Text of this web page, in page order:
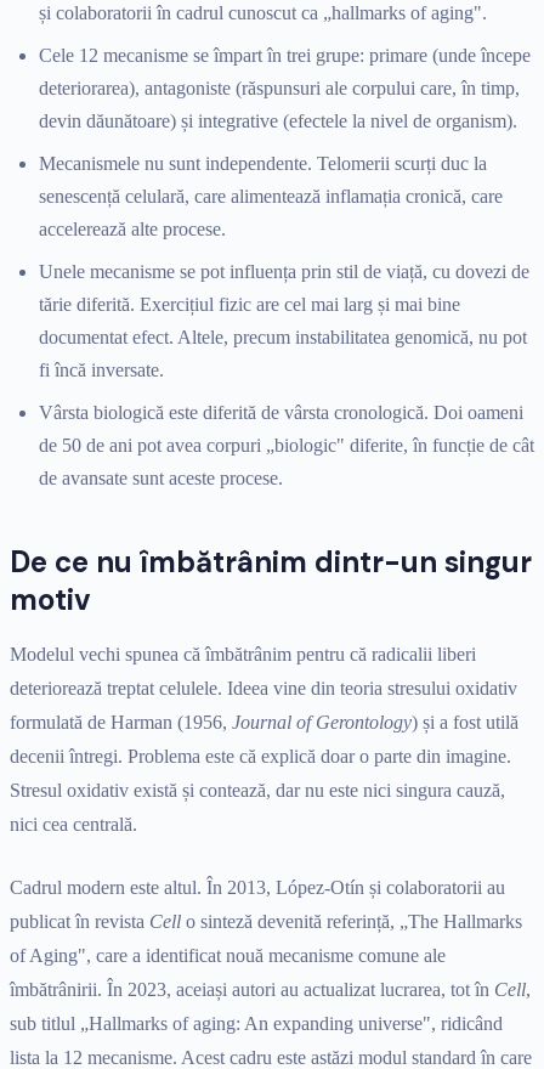
și colaboratorii în cadrul cunoscut ca „hallmarks of aging".
Cele 12 mecanisme se împart în trei grupe: primare (unde începe
deteriorarea), antagoniste (răspunsuri ale corpului care, în timp,
devin dăunătoare) și integrative (efectele la nivel de organism).
Mecanismele nu sunt independente. Telomerii scurți duc la
senescență celulară, care alimentează inflamația cronică, care
accelerează alte procese.
Unele mecanisme se pot influența prin stil de viață, cu dovezi de
tărie diferită. Exercițiul fizic are cel mai larg și mai bine
documentat efect. Altele, precum instabilitatea genomică, nu pot
fi încă inversate.
Vârsta biologică este diferită de vârsta cronologică. Doi oameni
de 50 de ani pot avea corpuri „biologic" diferite, în funcție de cât
de avansate sunt aceste procese.
De ce nu îmbătrânim dintr-un singur
motiv
Modelul vechi spunea că îmbătrânim pentru că radicalii liberi
deteriorează treptat celulele. Ideea vine din teoria stresului oxidativ
formulată de Harman (1956, Journal of Gerontology) și a fost utilă
decenii întregi. Problema este că explică doar o parte din imagine.
Stresul oxidativ există și contează, dar nu este nici singura cauză,
nici cea centrală.
Cadrul modern este altul. În 2013, López-Otín și colaboratorii au
publicat în revista Cell o sinteză devenită referință, „The Hallmarks
of Aging", care a identificat nouă mecanisme comune ale
îmbătrânirii. În 2023, aceiași autori au actualizat lucrarea, tot în Cell,
sub titlul „Hallmarks of aging: An expanding universe", ridicând
lista la 12 mecanisme. Acest cadru este astăzi modul standard în care